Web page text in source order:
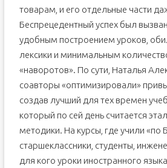
товарам, и его отдельные части
Беспрецедентный успех был
удобным построением уроков,
лексики и минимальным
«наворотов». По сути, Наталья
соавторы «оптимизировали»
создав лучший для тех времен
который по сей день считается
методики. На курсы, где учили «по
старшеклассники, студенты,
для кого уроки иностранного